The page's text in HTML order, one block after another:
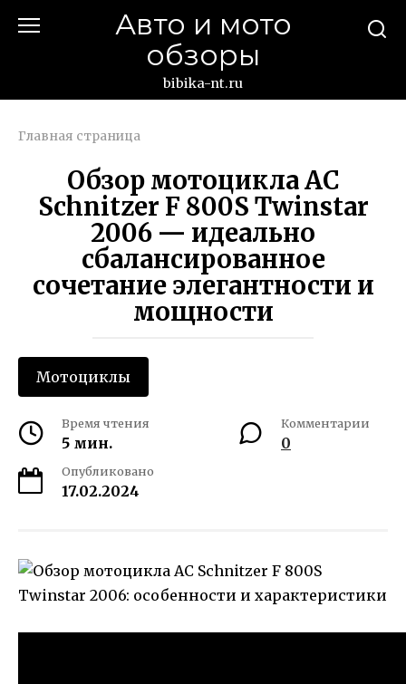
Авто и мото
обзоры
bibika-nt.ru
Главная страница
Обзор мотоцикла AC
Schnitzer F 800S Twinstar
2006 — идеально
сбалансированное
сочетание элегантности и
мощности
Мотоциклы
Время чтения
5 мин.
Комментарии
0
Опубликовано
17.02.2024